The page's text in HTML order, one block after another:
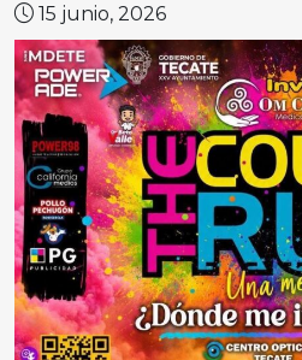
15 junio, 2026